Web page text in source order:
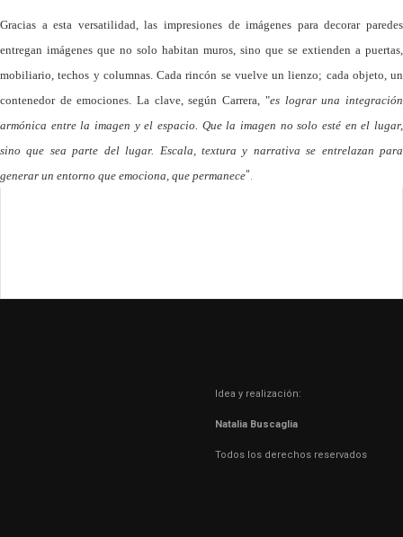
Gracias a esta versatilidad, las impresiones de imágenes para decorar paredes
entregan imágenes que no solo habitan muros, sino que se extienden a puertas,
mobiliario, techos y columnas. Cada rincón se vuelve un lienzo; cada objeto, un
contenedor de emociones. La clave, según Carrera, "es lograr una integración
armónica entre la imagen y el espacio. Que la imagen no solo esté en el lugar,
sino que sea parte del lugar. Escala, textura y narrativa se entrelazan para
generar un entorno que emociona, que permanece".
Idea y realización:
Natalia Buscaglia
Todos los derechos reservados